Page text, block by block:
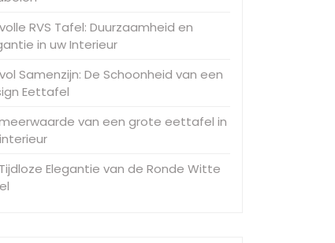
RVS Tafel: Duurzaamheid en
in uw Interieur
Samenzijn: De Schoonheid van een
Eettafel
van een grote eettafel in
Elegantie van de Ronde Witte